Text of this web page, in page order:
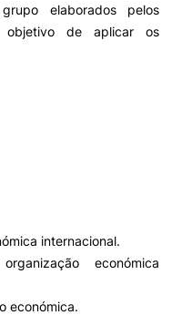
elaborados pelos
de aplicar os
internacional.
económica
económica.